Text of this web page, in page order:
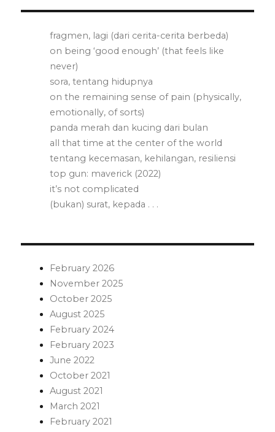
fragmen, lagi (dari cerita-cerita berbeda)
on being ‘good enough’ (that feels like
never)
sora, tentang hidupnya
on the remaining sense of pain (physically,
emotionally, of sorts)
panda merah dan kucing dari bulan
all that time at the center of the world
tentang kecemasan, kehilangan, resiliensi
top gun: maverick (2022)
it’s not complicated
(bukan) surat, kepada . . .
February 2026
November 2025
October 2025
August 2025
February 2024
February 2023
June 2022
October 2021
August 2021
March 2021
February 2021